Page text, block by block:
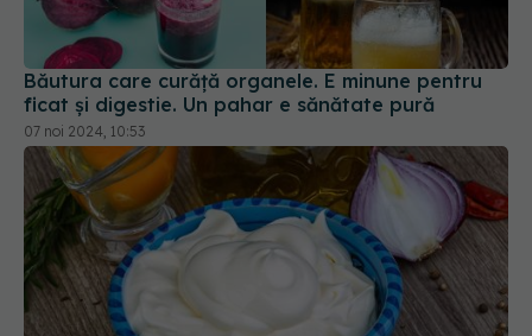
Băutura care curăță organele. E minune pentru
ficat și digestie. Un pahar e sănătate pură
07 noi 2024, 10:53